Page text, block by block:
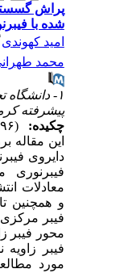
پراش گسسته
شده با
امید کهوندی* ۱
محمد طهرانی
۱- دانشگاه
پیشرفته
چکیده:
این مقاله
دایروی
فیبرنوری
معادلات
و همچنین
فیبر مرکزی
محور فیبر
فیبر زاویه
مورد